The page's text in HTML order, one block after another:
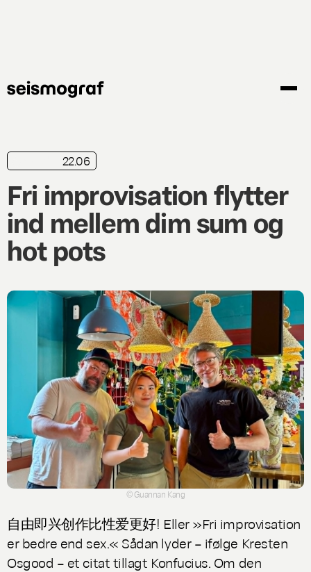
22.06
Fri improvisation flytter
ind mellem dim sum og
hot pots
© Guannan Kang
自由即兴创作比性爱更好! Eller»Fri improvisation
er bedre end sex.« Sådan lyder – ifølge Kresten
Osgood – et citat tillagt Konfucius. Om den